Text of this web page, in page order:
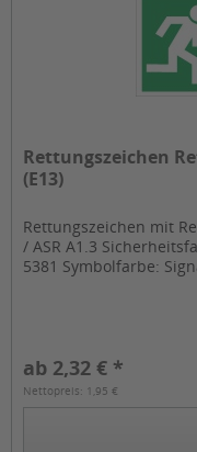
Rettungszeichen
(E13)
Rettungszeichen mit
/ ASR A1.3
5381 Symbolfarbe:
ab 2,32 € *
Nettopreis: 1,95 €